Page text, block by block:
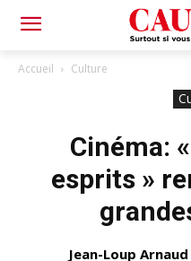
Accueil Culture
Cinéma:
esprits »
Jean-Loup Arnaud